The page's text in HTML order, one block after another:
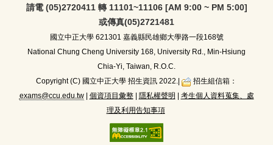
請電 (05)2720411 轉 11101~11106 [AM 9:00 ~ PM 5:00]
或傳真(05)2721481
國立中正大學621301 嘉義縣民雄鄉大學路一段168號
National Chung Cheng University 168, University Rd., Min-Hsiung
Chia-Yi, Taiwan, R.O.C.
Copyright (C) 國立中正大學 招生資訊 2022.|
招生組信箱：
exams@ccu.edu.tw| 個資項目彙整| 隱私權聲明
考生個人資料蒐集、處
理及利用告知事項